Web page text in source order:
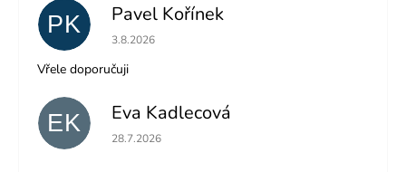
PK Pavel Kořínek
Hodnocení obchodu je 5 z 5 hvězdiček.
3.8.2026
Vřele doporučuji
EK Eva Kadlecová
Hodnocení obchodu je 5 z 5 hvězdiček.
28.7.2026